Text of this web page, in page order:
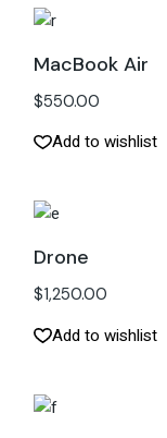
MacBook Air
$550.00
Add to wishlist
Drone
$1,250.00
Add to wishlist